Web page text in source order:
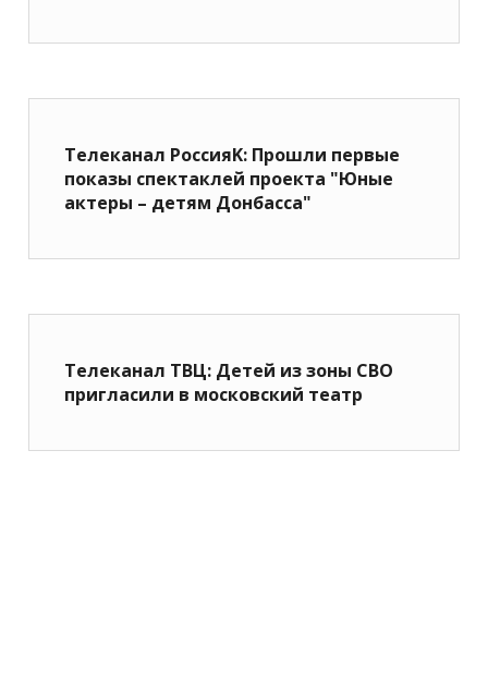
Телеканал РоссияK: Прошли первые
показы спектаклей проекта "Юные
актеры – детям Донбасса"
Телеканал ТВЦ: Детей из зоны СВО
пригласили в московский театр